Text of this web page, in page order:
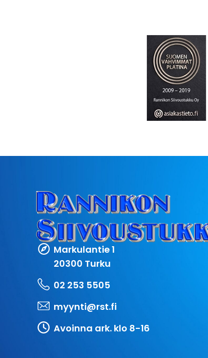
Markulantie 1
20300 Turku
02 253 5505
myynti@rst.fi
Avoinna ark. klo 8-16